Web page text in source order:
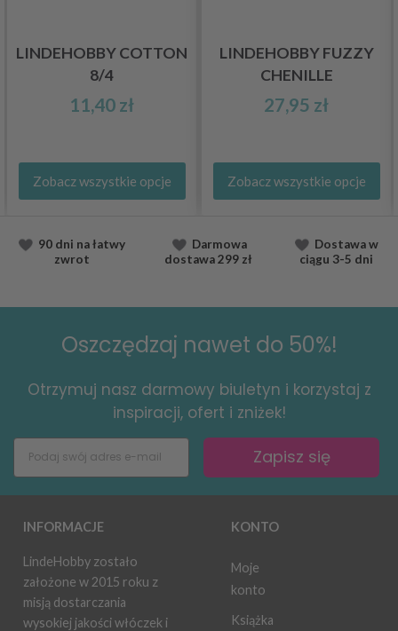
LINDEHOBBY COTTON
8/4
11,40 zł
Zobacz wszystkie opcje
LINDEHOBBY FUZZY
CHENILLE
27,95 zł
Zobacz wszystkie opcje
90 dni na łatwy
zwrot
Darmowa
dostawa299 zł
Dostawaw
ciągu 3-5 dni
Oszczędzaj nawet do 50%!
Otrzymuj nasz darmowy biuletyn i korzystaj z
inspiracji, ofert i zniżek!
Zapisz się
INFORMACJE
LindeHobby zostało
założone w 2015 roku z
misją dostarczania
wysokiej jakości włóczek i
KONTO
Moje
konto
Książka